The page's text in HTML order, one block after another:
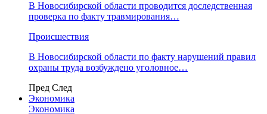
В Новосибирской области проводится доследственная
проверка по факту травмирования…
Происшествия
В Новосибирской области по факту нарушений правил
охраны труда возбуждено уголовное…
Пред След
Экономика
Экономика